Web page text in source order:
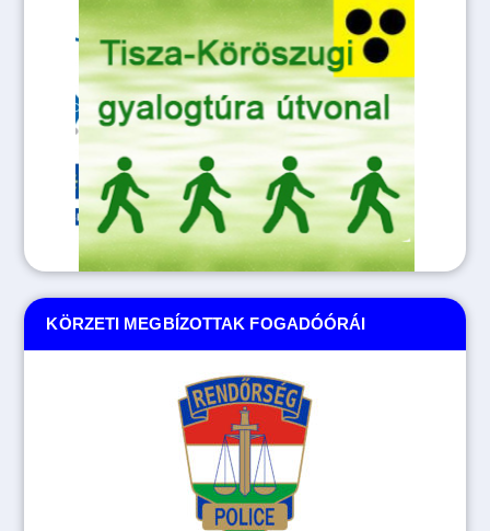
KÖRZETI MEGBÍZOTTAK FOGADÓÓRÁI